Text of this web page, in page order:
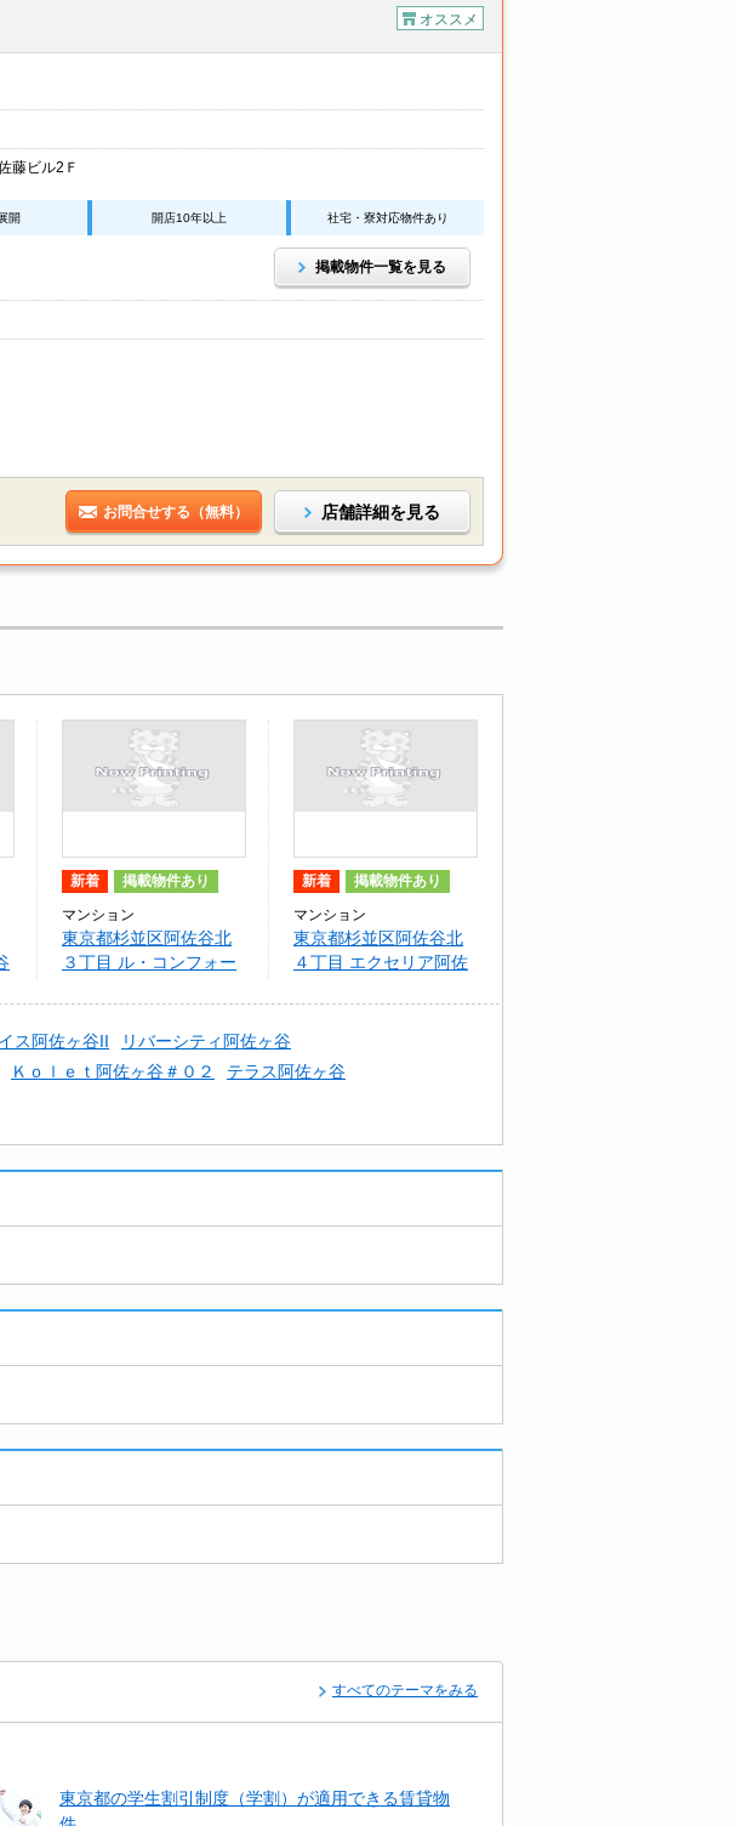
オススメ
藤ビル2Ｆ
開 開店10年以上 社宅・寮対応物件あり
掲載物件一覧を見る
お問合せする（無料） 店舗詳細を見る
新着 掲載物件あり
マンション
東京都杉並区阿佐谷北
３丁目 ル・コンフォー
新着 掲載物件あり
マンション
東京都杉並区阿佐谷北
４丁目 エクセリア阿佐
ス阿佐ヶ谷II
リバーシティ阿佐ヶ谷
Ｋｏｌｅｔ阿佐ヶ谷＃０２
テラス阿佐ヶ谷
すべてのテーマをみる
東京都の学生割引制度（学割）が適用できる賃貸物